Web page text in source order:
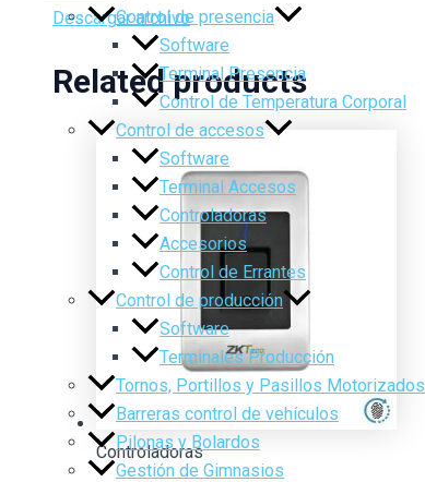
Control de presencia
Software
Terminal Presencia
Control de Temperatura Corporal
Control de accesos
Software
Terminal Accesos
Controladoras
Accesorios
Control de Errantes
Control de producción
Software
Terminales Producción
Tornos, Portillos y Pasillos Motorizados
Barreras control de vehículos
Pilonas y Bolardos
Gestión de Gimnasios
Descargar archivo
Related products
Controladoras